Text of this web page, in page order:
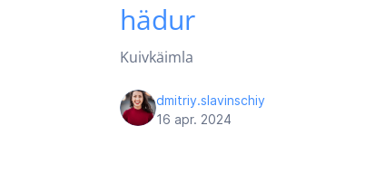
hädur
Kuivkäimla
dmitriy.slavinschiy
16 apr. 2024